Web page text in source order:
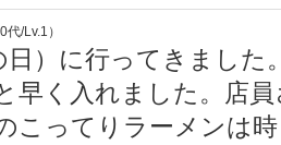
/Lv.1）
日）に行ってきまし
早く入れました。店
こってりラーメンは